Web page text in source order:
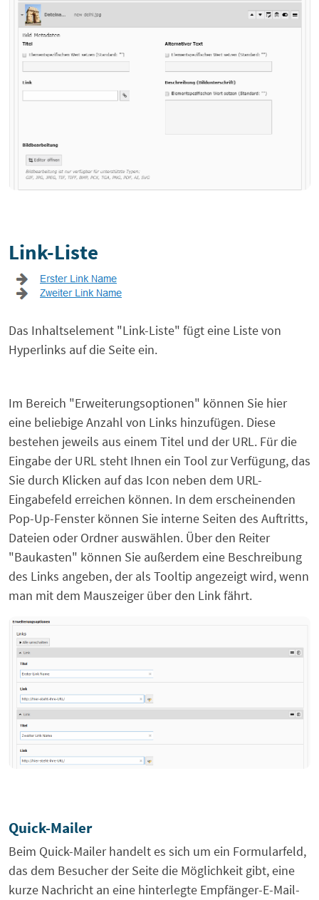
Link-Liste
Das Inhaltselement "Link-Liste" fügt eine Liste von
Hyperlinks auf die Seite ein.
Im Bereich "Erweiterungsoptionen" können Sie hier
eine beliebige Anzahl von Links hinzufügen. Diese
bestehen jeweils aus einem Titel und der URL. Für die
Eingabe der URL steht Ihnen ein Tool zur Verfügung, das
Sie durch Klicken auf das Icon neben dem URL-
Eingabefeld erreichen können. In dem erscheinenden
Pop-Up-Fenster können Sie interne Seiten des Auftritts,
Dateien oder Ordner auswählen. Über den Reiter
"Baukasten" können Sie außerdem eine Beschreibung
des Links angeben, der als Tooltip angezeigt wird, wenn
man mit dem Mauszeiger über den Link fährt.
Quick-Mailer
Beim Quick-Mailer handelt es sich um ein Formularfeld,
das dem Besucher der Seite die Möglichkeit gibt, eine
kurze Nachricht an eine hinterlegte Empfänger-E-Mail-